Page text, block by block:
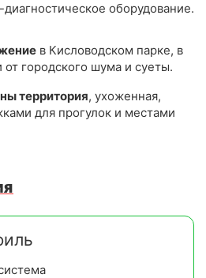
оборудование.
в Кисловодском парке, в
городского шума и суеты.
территория, ухоженная,
для прогулок и местами